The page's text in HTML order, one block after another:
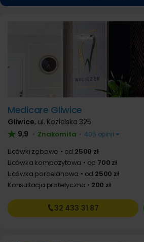
Medicare Gliwice
Gliwice, ul. Kozielska 325
9,9 • Znakomita • 405 opinii
Licówki zębowe od 2500 zł
Licówka kompozytowa
od 700 zł
Licówka porcelanowa
od 2500 zł
Konsultacja protetyczna
200 zł
32 433 31 87